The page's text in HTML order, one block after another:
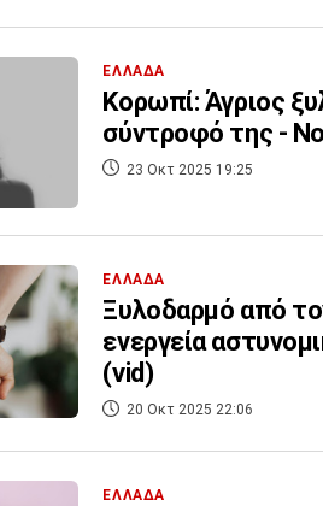
ΕΛΛΑΔΑ
Κορωπί: Άγριος
σύντροφό της -
23 Οκτ 2025 19:25
ΕΛΛΑΔΑ
Ξυλοδαρμό από
ενεργεία
(vid)
20 Οκτ 2025 22:06
ΕΛΛΑΔΑ